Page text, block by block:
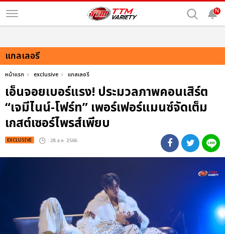
N
แกลเลอรี
หน้าแรก exclusive แกลเลอรี
เอ็นจอยเบอร์แรง! ประมวลภาพคอนเสิร์ต
“เจมีไนน์-โฟร์ท” เพอร์เฟอร์แมนซ์จัดเต็ม
เกสต์เซอร์ไพรส์เพียบ
EXCLUSIVE : 28 ส.ค. 2566